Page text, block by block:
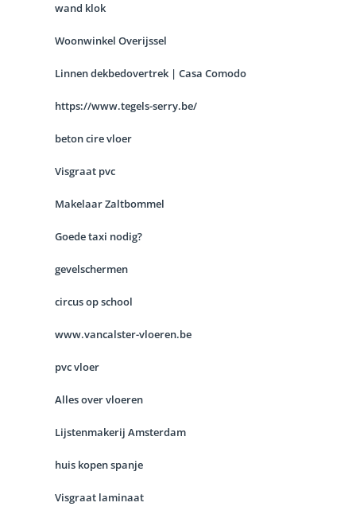
wand klok
Woonwinkel Overijssel
Linnen dekbedovertrek | Casa Comodo
https://www.tegels-serry.be/
beton cire vloer
Visgraat pvc
Makelaar Zaltbommel
Goede taxi nodig?
gevelschermen
circus op school
www.vancalster-vloeren.be
pvc vloer
Alles over vloeren
Lijstenmakerij Amsterdam
huis kopen spanje
Visgraat laminaat